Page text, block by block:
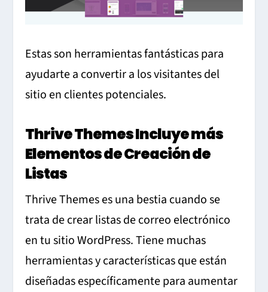
Estas son herramientas fantásticas para
ayudarte a convertir a los visitantes del
sitio en clientes potenciales.
Thrive Themes Incluye más
Elementos de Creación de
Listas
Thrive Themes es una bestia cuando se
trata de crear listas de correo electrónico
en tu sitio WordPress. Tiene muchas
herramientas y características que están
diseñadas específicamente para aumentar